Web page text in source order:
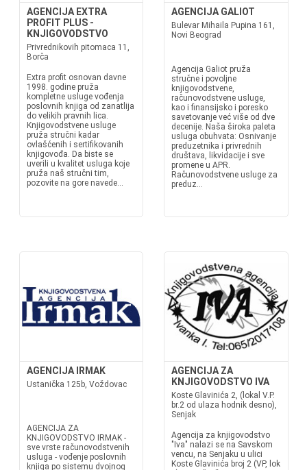
AGENCIJA EXTRA
PROFIT PLUS -
KNJIGOVODSTVO
Privrednikovih pitomaca 11,
Borča
Extra profit osnovan davne
1998. godine pruža
kompletne usluge vođenja
poslovnih knjiga od zanatlija
do velikih pravnih lica.
Knjigovodstvene usluge
pruža stručni kadar
ovlašćenih i sertifikovanih
knjigovođa. Da biste se
uverili u kvalitet usluga koje
pruža naš stručni tim,
pozovite na gore navede...
AGENCIJA GALIOT
Bulevar Mihaila Pupina 161,
Novi Beograd
Agencija Galiot pruža
stručne i povoljne
knjigovodstvene,
računovodstvene usluge,
kao i finansijsko i poresko
savetovanje već više od dve
decenije. Naša široka paleta
usluga obuhvata: Osnivanje
preduzetnika i privrednih
društava, likvidacije i sve
promene u APR.
Računovodstvene usluge za
preduz...
AGENCIJA IRMAK
Ustanička 125b, Voždovac
AGENCIJA ZA
KNJIGOVODSTVO IRMAK -
sve vrste računovodstvenih
usluga - vođenje poslovnih
knjiga po sistemu dvojnog
AGENCIJA ZA
KNJIGOVODSTVO IVA
Koste Glavinića 2, (lokal V.P.
br.2 od ulaza hodnik desno),
Senjak
Agencija za knjigovodstvo
"Iva" nalazi se na Savskom
vencu, na Senjaku u ulici
Koste Glavinića broj 2 (VP, lok